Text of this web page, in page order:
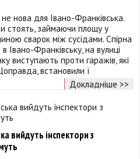
нова для Івано-Франківська.
стоять, займаючи площу у
сварок між сусідами. Спірна
Івано-Франківську, на вулиці
виступають проти гаражів, які
встановили ї
Докладніше >>
вийдуть інспектори з